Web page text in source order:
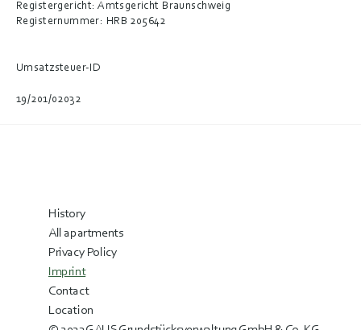
Registergericht: Amtsgericht Braunschweig
Registernummer: HRB 205642
Umsatzsteuer-ID
19/201/02032
History
All apartments
Privacy Policy
Imprint
Contact
Location